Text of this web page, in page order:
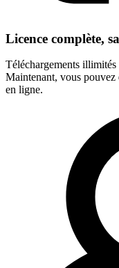
Licence complète,
Téléchargements illimités
Maintenant, vous pouvez
en ligne.